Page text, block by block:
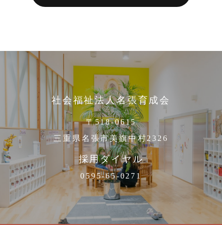
社会福祉法人名張育成会
〒518-0615
三重県名張市美旗中村2326
採用ダイヤル
0595-65-0271